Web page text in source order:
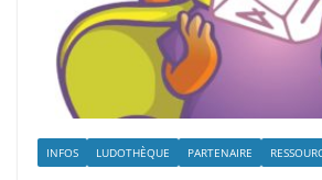
INFOS LUDOTHÈQUE PARTENAIRE